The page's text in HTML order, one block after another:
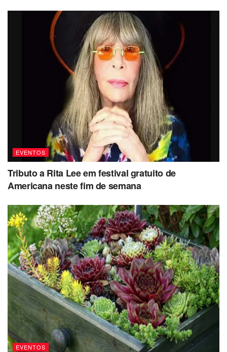
EVENTOS
Tributo a Rita Lee em festival gratuito de
Americana neste fim de semana
EVENTOS